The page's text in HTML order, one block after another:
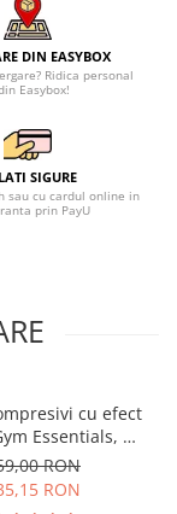
DIN EASYBOX
Ridica personal
Easybox!
SIGURE
sau cu cardul online in
prin PayU
cu efect
Essentials, Gri
inchisRON
RON